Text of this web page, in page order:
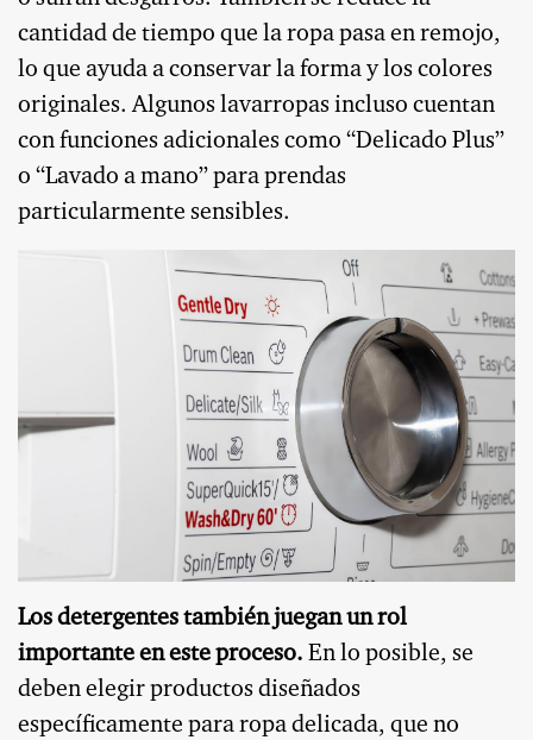
cantidad de tiempo que la ropa pasa en remojo,
lo que ayuda a conservar la forma y los colores
originales. Algunos lavarropas incluso cuentan
con funciones adicionales como “Delicado Plus”
o “Lavado a mano” para prendas
particularmente sensibles.
Los detergentes también juegan un rol
importante en este proceso. En lo posible, se
deben elegir productos diseñados
específicamente para ropa delicada, que no